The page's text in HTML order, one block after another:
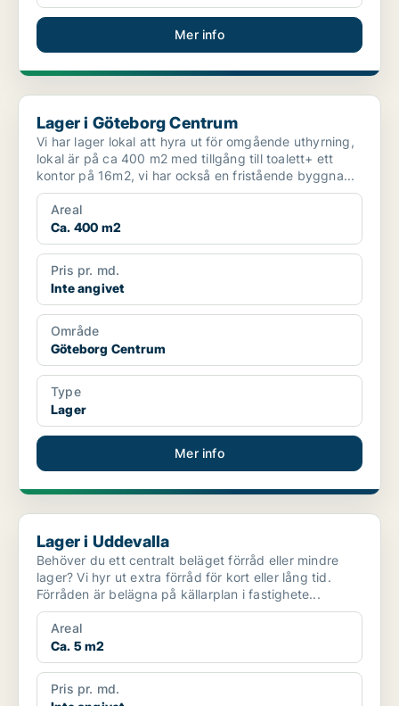
Mer info
Lager i Göteborg Centrum
Lager i Göteborg Centrum
Vi har lager lokal att hyra ut för omgående uthyrning,
lokal är på ca 400 m2 med tillgång till toalett+ ett
kontor på 16m2, vi har också en fristående byggna...
Areal
Ca. 400 m2
Pris pr. md.
Inte angivet
Område
Göteborg Centrum
Type
Lager
Mer info
Lager i Uddevalla
Lager i Uddevalla
Behöver du ett centralt beläget förråd eller mindre
lager? Vi hyr ut extra förråd för kort eller lång tid.
Förråden är belägna på källarplan i fastighete...
Areal
Ca. 5 m2
Pris pr. md.